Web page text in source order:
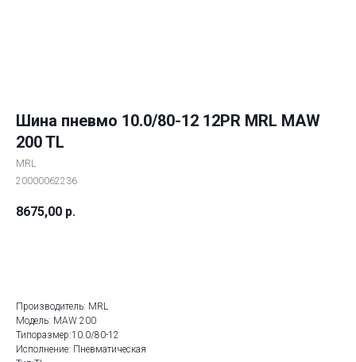
Шина пневмо 10.0/80-12 12PR MRL MAW
200 TL
MRL
20000062236
8675,00 р.
Производитель: MRL
Модель: MAW 200
Типоразмер:10.0/80-12
Исполнение: Пневматическая